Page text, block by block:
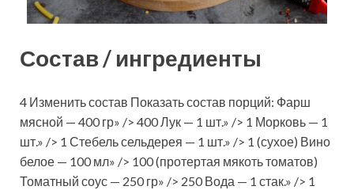
Состав / ингредиенты
4 Изменить состав Показать состав порций: Фарш
мясной — 400 гр» /> 400 Лук — 1 шт.» /> 1 Морковь — 1
шт.» /> 1 Стебель сельдерея — 1 шт.» /> 1 (сухое) Вино
белое — 100 мл» /> 100 (протертая мякоть томатов)
Томатный соус — 250 гр» /> 250 Вода — 1 стак.» /> 1